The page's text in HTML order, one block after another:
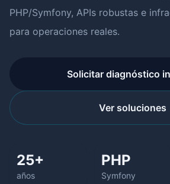
PHP/Symfony, APIs robustas e
para operaciones reales.
Solicitar diagnóstico
Ver soluciones
25+
años
PHP
Symfony